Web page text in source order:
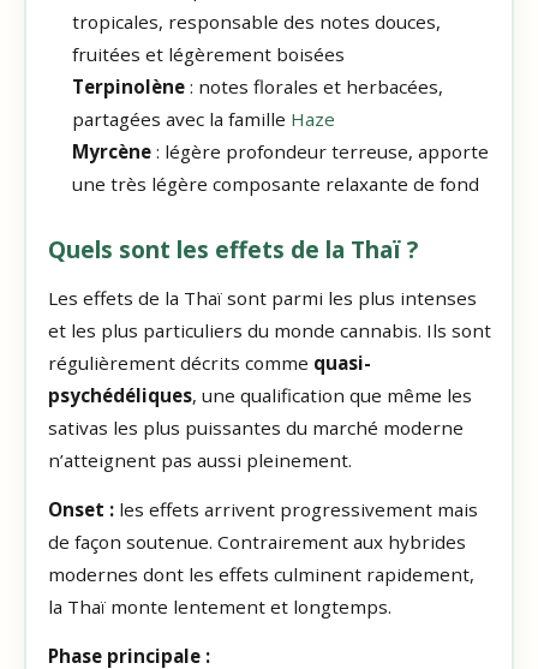
tropicales, responsable des notes douces,
fruitées et légèrement boisées
Terpinolène: notes florales et herbacées,
partagées avec la famille Haze
Myrcène: légère profondeur terreuse, apporte
une très légère composante relaxante de fond
Quels sont les effets de la Thaï ?
Les effets de la Thaï sont parmi les plus intenses
et les plus particuliers du monde cannabis. Ils sont
régulièrement décrits comme quasi-
psychédéliques, une qualification que même les
sativas les plus puissantes du marché moderne
n’atteignent pas aussi pleinement.
Onset :les effets arrivent progressivement mais
de façon soutenue. Contrairement aux hybrides
modernes dont les effets culminent rapidement,
la Thaï monte lentement et longtemps.
Phase principale :